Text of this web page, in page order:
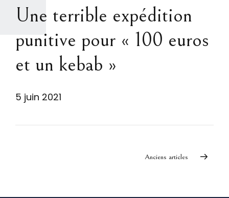
Une terrible expédition
punitive pour « 100 euros
et un kebab »
5 juin 2021
Anciens articles